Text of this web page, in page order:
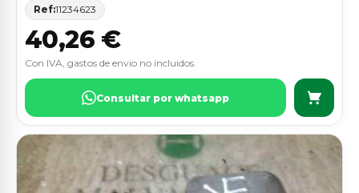
Ref:11234623
40,26 €
Con IVA, gastos de envio no incluidos.
Consultar por whatsapp